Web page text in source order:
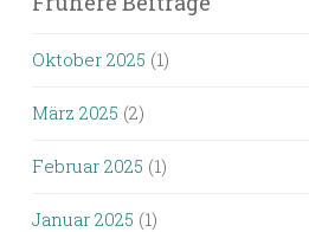
Oktober 2025 (1)
März 2025 (2)
Februar 2025 (1)
Januar 2025 (1)